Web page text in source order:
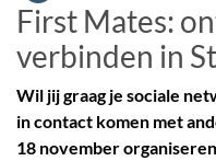
First Mates:
verbinden in
Wil jij graag je sociale
in contact komen met
18 november